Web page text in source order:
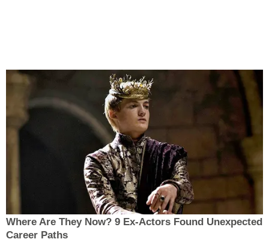
Where Are They Now? 9 Ex-Actors Found Unexpected
Career Paths